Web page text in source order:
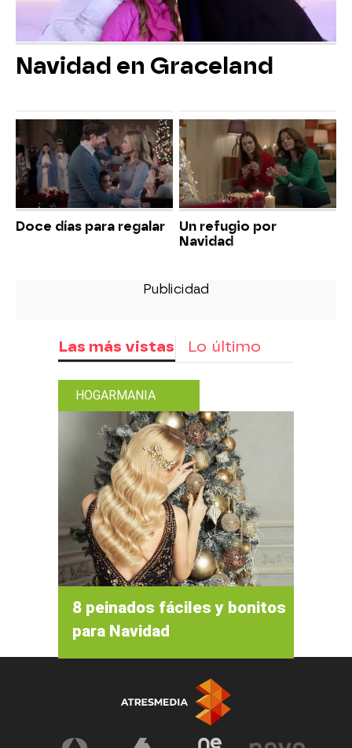
Navidad en Graceland
Doce días para regalar
Un refugio por
Navidad
Las más vistas Lo último
HOGARMANIA
8 peinados fáciles y bonitos
para Navidad